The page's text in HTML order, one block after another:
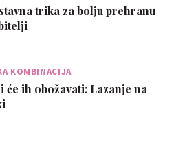
trika za bolju prehranu
KOMBINACIJA
će ih obožavati: Lazanje na